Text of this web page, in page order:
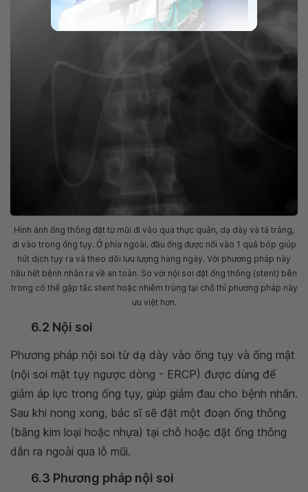
Hình ảnh ống thông đặt từ mũi đi vào qua thực quản, dạ dày và tá tràng,
đi vào trong ống tụy. Ở phía ngoài, đầu ống được nối vào 1 quả bóp giúp
hút dịch tụy ra và theo dõi lưu lượng hàng ngày. Với phương pháp này
hầu hết bệnh nhân ra về an toàn. So với nội soi đặt ống thông (stent) bên
trong có thể gặp tắc stent hoặc nhiễm trùng tại chỗ thì phương pháp này
ưu việt hơn.
6.2 Nội soi
Phương pháp nội soi từ dạ dày vào ống tụy và ống mật
(nội soi mật tụy ngược dòng - ERCP) được dùng để
giảm áp lực trong ống tụy, giúp giảm đau cho bệnh nhân.
Sau khi nong xong, bác sĩ sẽ đặt một đoạn ống thông
(bằng kim loại hoặc nhựa) tại chỗ hoặc đặt ống thông
dẫn ra ngoài qua lỗ mũi.
6.3 Phương pháp nội soi